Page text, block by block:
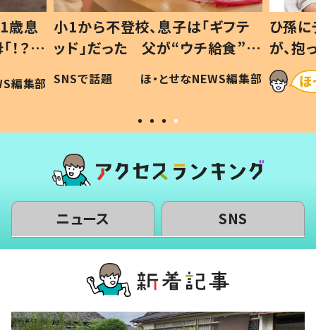
歳息
？」
編集部
小1から不登校、息子は「ギフテ
ッド」だった 父が“ウチ給食”を
作り続ける理由とは #令和の親
#令和の子
SNSで話題 ほ・とせなNEWS編集部
ひ孫
が、
「涙が
い」
ニュース SNS